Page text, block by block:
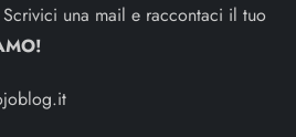
una mail e raccontaci il tuo